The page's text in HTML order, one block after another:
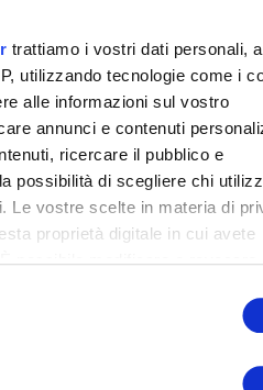
trattiamo i vostri dati personali,
utilizzando tecnologie come i
alle informazioni sul vostro
annunci e contenuti
ricercare il pubblico e
possibilità di scegliere chi
Le vostre scelte in materia di
proprietà digitale in cui avete
possibile modificare o revocare
di attivazione della privacy.